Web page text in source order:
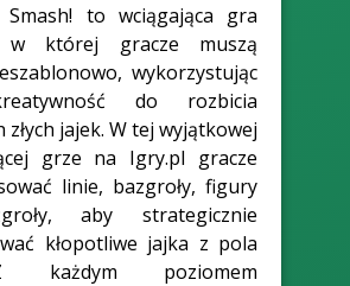
to wciągająca gra
w której gracze muszą
wykorzystując
do rozbicia
złych jajek. W tej wyjątkowej
grze na Igry.pl gracze
linie, bazgroły, figury
aby strategicznie
kłopotliwe jajka z pola
poziomem